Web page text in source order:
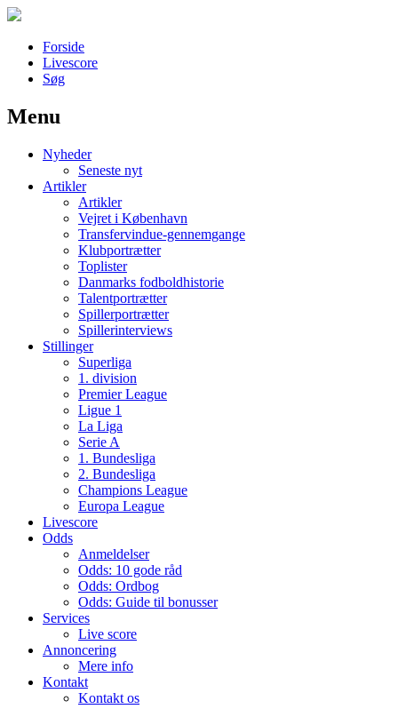
Forside
Livescore
Søg
Наши партнеры
лучшие займы
Menu
Nyheder
Seneste nyt
Artikler
Artikler
Vejret i København
Transfervindue-gennemgange
Klubportrætter
Toplister
Danmarks fodboldhistorie
Talentportrætter
Spillerportrætter
Spillerinterviews
Stillinger
Superliga
1. division
Premier League
Ligue 1
La Liga
Serie A
1. Bundesliga
2. Bundesliga
Champions League
Europa League
Livescore
Odds
Anmeldelser
Odds: 10 gode råd
Odds: Ordbog
Odds: Guide til bonusser
Services
Live score
Annoncering
Mere info
Kontakt
Kontakt os